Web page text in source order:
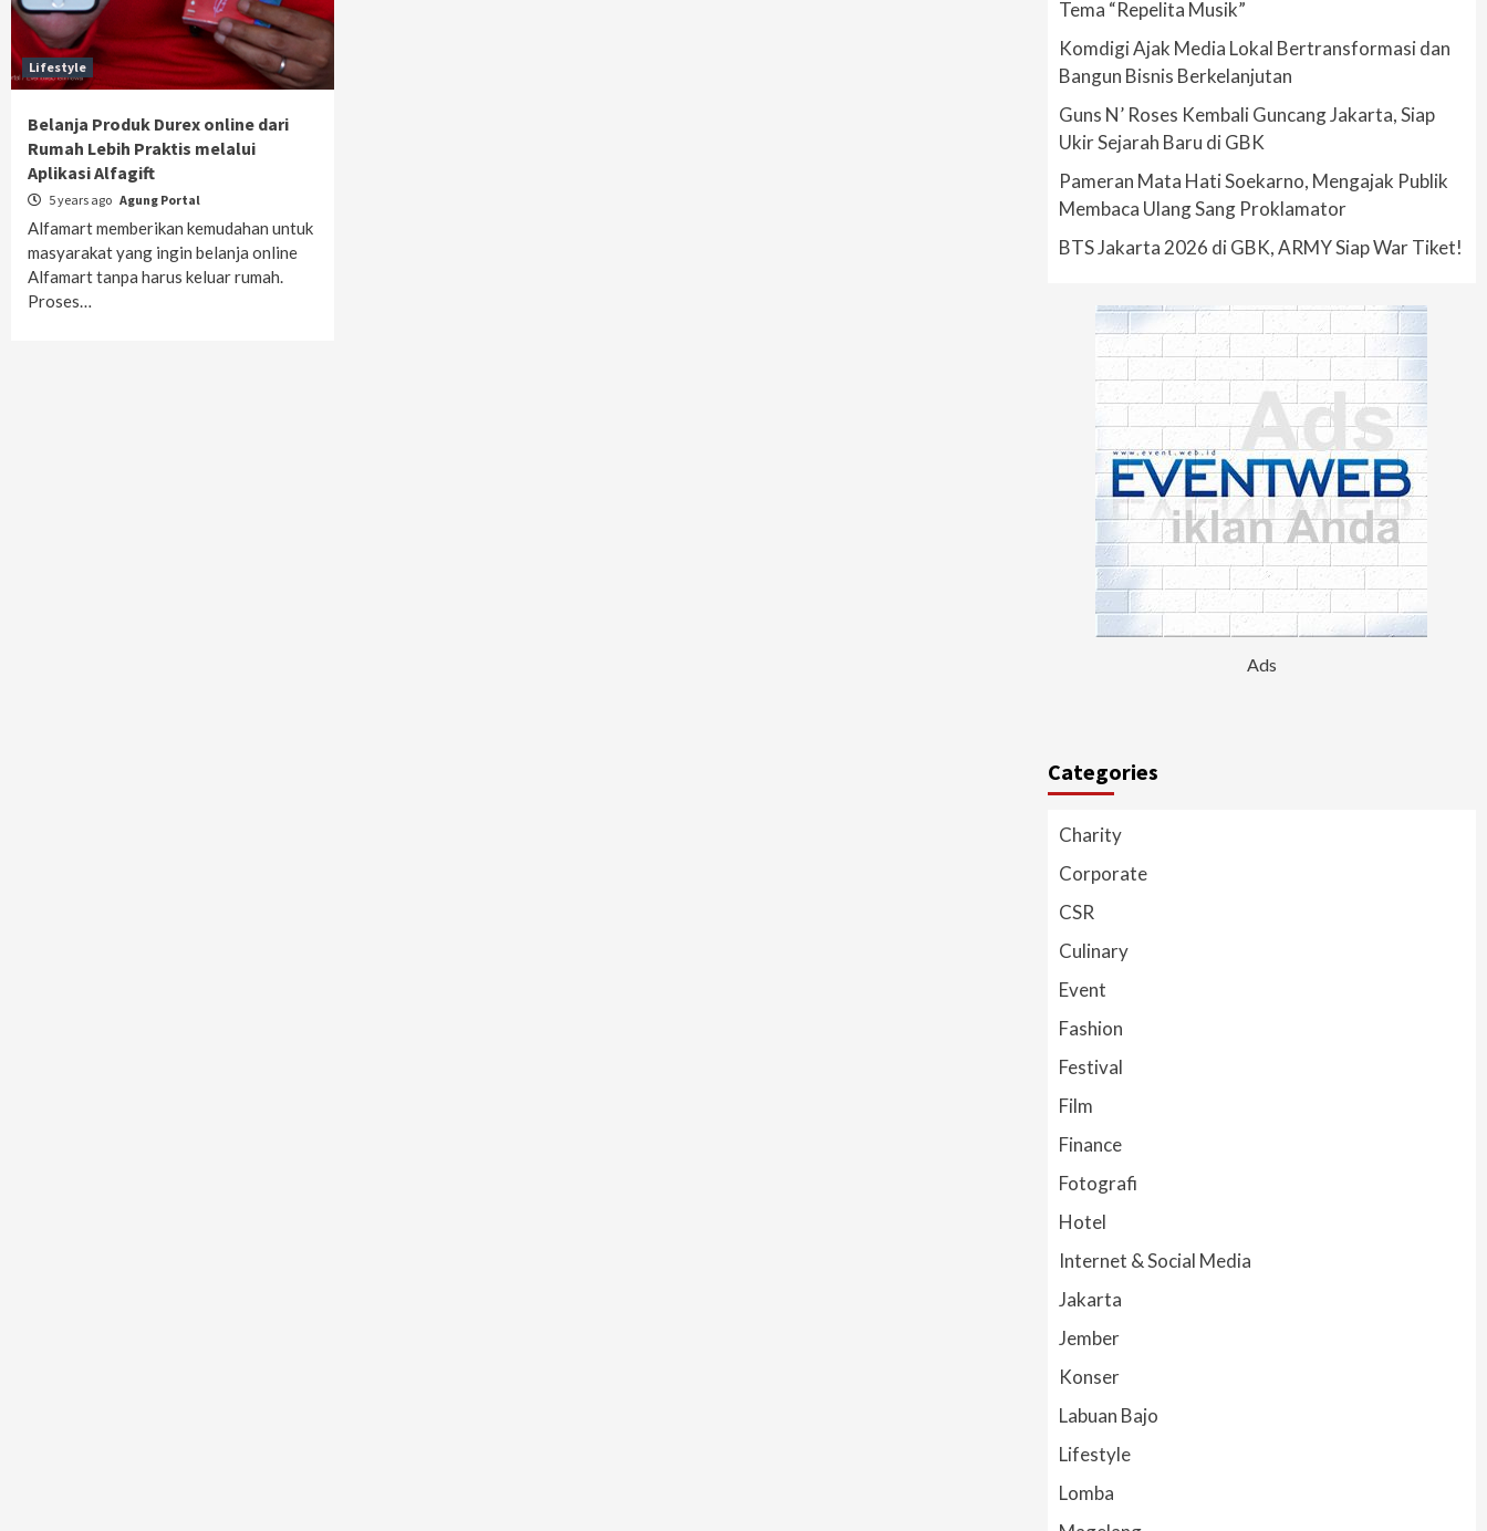
Lifestyle
Belanja Produk Durex online dari
Rumah Lebih Praktis melalui
Aplikasi Alfagift
5 years ago Agung Portal
Alfamart memberikan kemudahan untuk
masyarakat yang ingin belanja online
Alfamart tanpa harus keluar rumah.
Proses…
Tema “Repelita Musik”
Komdigi Ajak Media Lokal Bertransformasi dan
Bangun Bisnis Berkelanjutan
Guns N’ Roses Kembali Guncang Jakarta, Siap
Ukir Sejarah Baru di GBK
Pameran Mata Hati Soekarno, Mengajak Publik
Membaca Ulang Sang Proklamator
BTS Jakarta 2026 di GBK, ARMY Siap War Tiket!
Ads
Categories
Charity
Corporate
CSR
Culinary
Event
Fashion
Festival
Film
Finance
Fotografi
Hotel
Internet & Social Media
Jakarta
Jember
Konser
Labuan Bajo
Lifestyle
Lomba